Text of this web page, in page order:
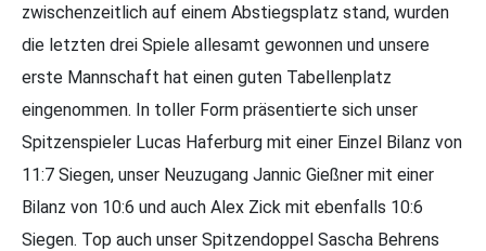
zwischenzeitlich auf einem Abstiegsplatz stand, wurden
die letzten drei Spiele allesamt gewonnen und unsere
erste Mannschaft hat einen guten Tabellenplatz
eingenommen. In toller Form präsentierte sich unser
Spitzenspieler Lucas Haferburg mit einer Einzel Bilanz von
11:7 Siegen, unser Neuzugang Jannic Gießner mit einer
Bilanz von 10:6 und auch Alex Zick mit ebenfalls 10:6
Siegen. Top auch unser Spitzendoppel Sascha Behrens